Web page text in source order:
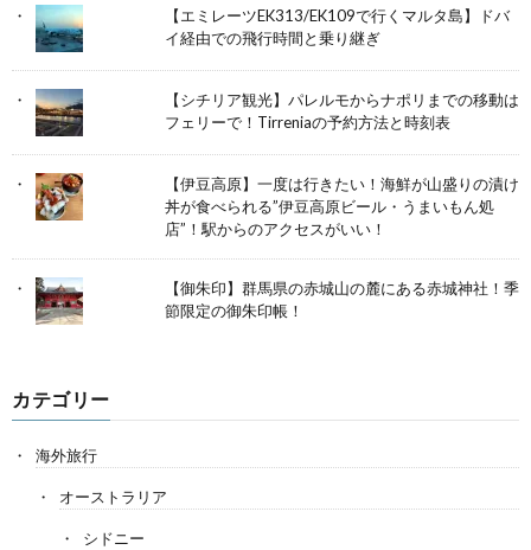
【エミレーツEK313/EK109で行くマルタ島】ドバ
イ経由での飛行時間と乗り継ぎ
【シチリア観光】パレルモからナポリまでの移動は
フェリーで！Tirreniaの予約方法と時刻表
【伊豆高原】一度は行きたい！海鮮が山盛りの漬け
丼が食べられる”伊豆高原ビール・うまいもん処
店”！駅からのアクセスがいい！
【御朱印】群馬県の赤城山の麓にある赤城神社！季
節限定の御朱印帳！
カテゴリー
海外旅行
オーストラリア
シドニー